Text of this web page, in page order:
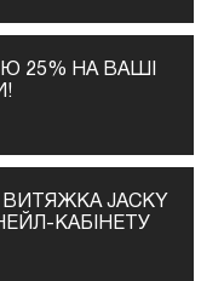
25% НА ВАШІ
JACKY
КАБІНЕТУ